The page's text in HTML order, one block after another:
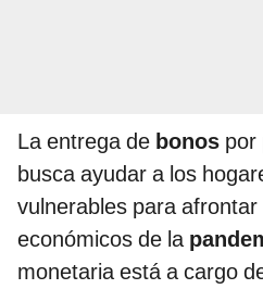
La entrega de bonos por
busca ayudar a los
vulnerables para
económicos de la
monetaria está a cargo